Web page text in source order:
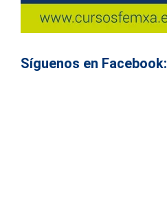
Síguenos en Facebook: